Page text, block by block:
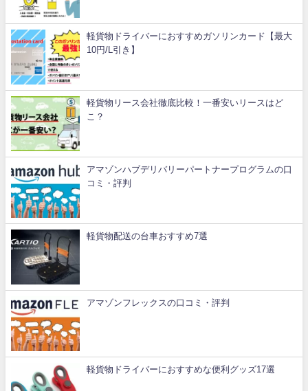
軽貨物ドライバーにおすすめガソリンカード【最大
10円/L引き】
軽貨物リース会社徹底比較！一番安いリースはど
こ？
アマゾンハブデリバリーパートナープログラムの口
コミ・評判
軽貨物配送の台車おすすめ7選
アマゾンフレックスの口コミ・評判
軽貨物ドライバーにおすすめな便利グッズ17選